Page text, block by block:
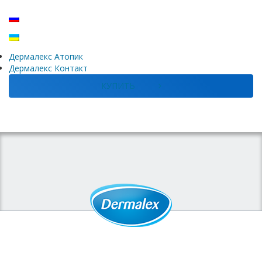
Дермалекс Атопик
Дермалекс Контакт
КУПИТЬ